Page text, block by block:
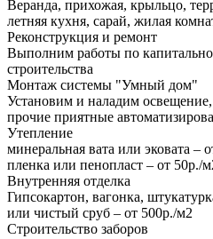
Веранда, прихожая, крыльцо,
летняя кухня, сарай, жилая
Реконструкция и ремонт
Выполним работы по
строительства
Монтаж системы "Умный дом"
Установим и наладим
прочие приятные
Утепление
минеральная вата или эковата –
пленка или пенопласт – от 50р./
Внутренняя отделка
Гипсокартон, вагонка,
или чистый сруб – от 500р./м2
Строительство заборов